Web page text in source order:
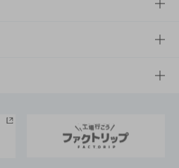
阪
ステナビリティ経営